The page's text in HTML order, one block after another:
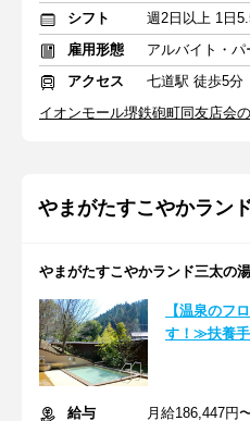
シフト
雇用形態
アルバイト・パ
アクセス
七道駅 徒歩5分
イオンモール堺鉄砲町同友店会
やまがたすこやかラン
やまがたすこやかランド三太の湯
【温泉のフ
す！≫扶養手
給与
月給186,447円